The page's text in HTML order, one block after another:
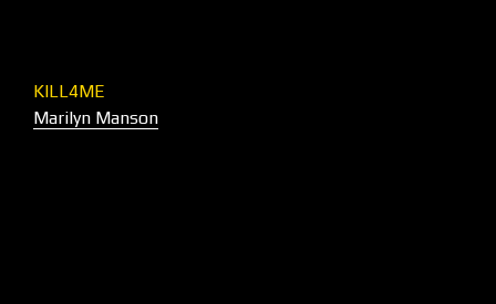
KILL4ME
Marilyn Manson